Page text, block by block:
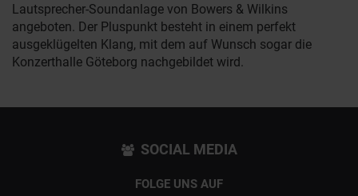
Lautsprecher-Soundanlage von Bowers & Wilkins
angeboten. Der Pluspunkt besteht in einem perfekt
ausgeklügelten Klang, mit dem auf Wunsch sogar die
Konzerthalle Göteborg nachgebildet wird.
SOCIAL MEDIA
FOLGE UNS AUF